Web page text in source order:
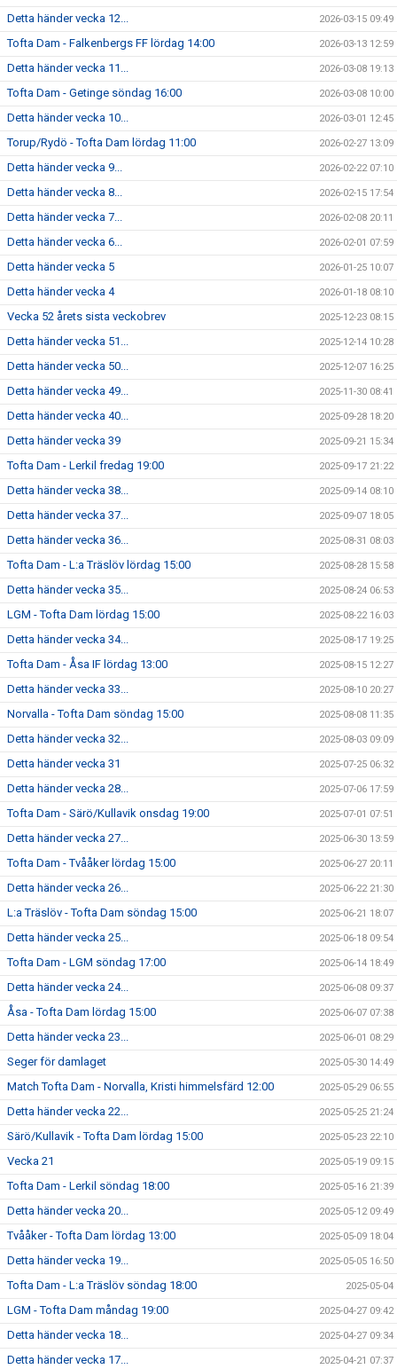
Detta händer vecka 12... 2026-03-15 09:49
Tofta Dam - Falkenbergs FF lördag 14:00 2026-03-13 12:59
Detta händer vecka 11... 2026-03-08 19:13
Tofta Dam - Getinge söndag 16:00 2026-03-08 10:00
Detta händer vecka 10... 2026-03-01 12:45
Torup/Rydö - Tofta Dam lördag 11:00 2026-02-27 13:09
Detta händer vecka 9... 2026-02-22 07:10
Detta händer vecka 8... 2026-02-15 17:54
Detta händer vecka 7... 2026-02-08 20:11
Detta händer vecka 6... 2026-02-01 07:59
Detta händer vecka 5 2026-01-25 10:07
Detta händer vecka 4 2026-01-18 08:10
Vecka 52 årets sista veckobrev 2025-12-23 08:15
Detta händer vecka 51... 2025-12-14 10:28
Detta händer vecka 50... 2025-12-07 16:25
Detta händer vecka 49... 2025-11-30 08:41
Detta händer vecka 40... 2025-09-28 18:20
Detta händer vecka 39 2025-09-21 15:34
Tofta Dam - Lerkil fredag 19:00 2025-09-17 21:22
Detta händer vecka 38... 2025-09-14 08:10
Detta händer vecka 37... 2025-09-07 18:05
Detta händer vecka 36... 2025-08-31 08:03
Tofta Dam - L:a Träslöv lördag 15:00 2025-08-28 15:58
Detta händer vecka 35... 2025-08-24 06:53
LGM - Tofta Dam lördag 15:00 2025-08-22 16:03
Detta händer vecka 34... 2025-08-17 19:25
Tofta Dam - Åsa IF lördag 13:00 2025-08-15 12:27
Detta händer vecka 33... 2025-08-10 20:27
Norvalla - Tofta Dam söndag 15:00 2025-08-08 11:35
Detta händer vecka 32... 2025-08-03 09:09
Detta händer vecka 31 2025-07-25 06:32
Detta händer vecka 28... 2025-07-06 17:59
Tofta Dam - Särö/Kullavik onsdag 19:00 2025-07-01 07:51
Detta händer vecka 27... 2025-06-30 13:59
Tofta Dam - Tvååker lördag 15:00 2025-06-27 20:11
Detta händer vecka 26... 2025-06-22 21:30
L:a Träslöv - Tofta Dam söndag 15:00 2025-06-21 18:07
Detta händer vecka 25... 2025-06-18 09:54
Tofta Dam - LGM söndag 17:00 2025-06-14 18:49
Detta händer vecka 24... 2025-06-08 09:37
Åsa - Tofta Dam lördag 15:00 2025-06-07 07:38
Detta händer vecka 23... 2025-06-01 08:29
Seger för damlaget 2025-05-30 14:49
Match Tofta Dam - Norvalla, Kristi himmelsfärd 12:00 2025-05-29 06:55
Detta händer vecka 22... 2025-05-25 21:24
Särö/Kullavik - Tofta Dam lördag 15:00 2025-05-23 22:10
Vecka 21 2025-05-19 09:15
Tofta Dam - Lerkil söndag 18:00 2025-05-16 21:39
Detta händer vecka 20... 2025-05-12 09:49
Tvååker - Tofta Dam lördag 13:00 2025-05-09 18:04
Detta händer vecka 19... 2025-05-05 16:50
Tofta Dam - L:a Träslöv söndag 18:00 2025-05-04
LGM - Tofta Dam måndag 19:00 2025-04-27 09:42
Detta händer vecka 18... 2025-04-27 09:34
Detta händer vecka 17... 2025-04-21 07:37